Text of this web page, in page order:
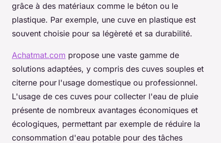
grâce à des matériaux comme le béton ou le
plastique. Par exemple, une cuve en plastique est
souvent choisie pour sa légèreté et sa durabilité.
Achatmat.com propose une vaste gamme de
solutions adaptées, y compris des cuves souples et
citerne pour l'usage domestique ou professionnel.
L'usage de ces cuves pour collecter l'eau de pluie
présente de nombreux avantages économiques et
écologiques, permettant par exemple de réduire la
consommation d'eau potable pour des tâches